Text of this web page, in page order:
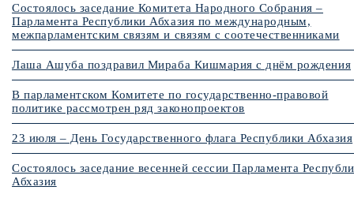
Состоялось заседание Комитета Народного Собрания –
Парламента Республики Абхазия по международным,
межпарламентским связям и связям с соотечественниками
Лаша Ашуба поздравил Мираба Кишмария с днём рождения
В парламентском Комитете по государственно-правовой
политике рассмотрен ряд законопроектов
23 июля – День Государственного флага Республики Абхазия
Состоялось заседание весенней сессии Парламента
Абхазия